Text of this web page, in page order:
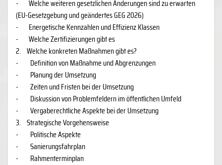
- Welche weiteren gesetzlichen Änderungen sind zu erwarten
(EU-Gesetzgebung und geändertes GEG 2026)
- Energetische Kennzahlen und Effizienz Klassen
- Welche Zertifizierungen gibt es
2. Welche konkreten Maßnahmen gibt es?
- Definition von Maßnahme und Abgrenzungen
- Planung der Umsetzung
- Zeiten und Fristen bei der Umsetzung
- Diskussion von Problemfeldern im öffentlichen Umfeld
- Vergaberechtliche Aspekte bei der Umsetzung
3. Strategische Vorgehensweise
- Politische Aspekte
- Sanierungsfahrplan
- Rahmenterminplan